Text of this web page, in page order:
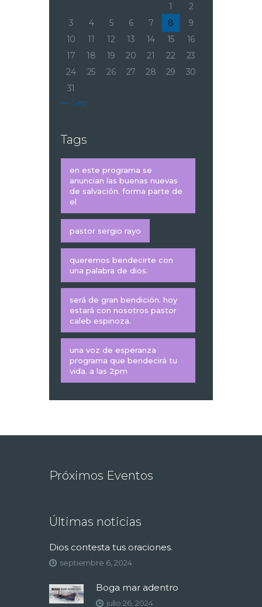
1
2
3
4 5 6 7 8
9
10
11 12 13 14 15
16
17
18 19 20 21 22
23
24
25 26 27 28 29
30
31
« Sep
Tags
en este programa se
anuncian las buenas nuevas
de salvación. forma parte de
el
pastor sergio rayo
queremos bendecirte con
una palabra de dios.
será de gran bendición. hoy
estará con nosotros pastor
caleb espinoza.
una voz de esperanza
programa que bendecirá tu
vida. a las 2pm
Próximos Eventos
Últimas noticias
Dios contesta tus oraciones.
septiembre 6, 2024
Boga mar adentro
julio 26, 2024